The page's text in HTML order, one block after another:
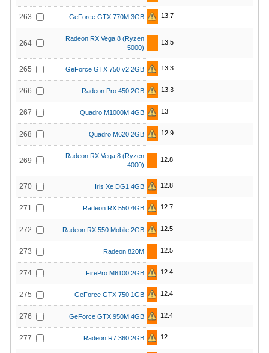
263 GeForce GTX 770M 3GB 13.7
264
Radeon RX Vega 8 (Ryzen
5000)
13.5
265 GeForce GTX 750 v2 2GB 13.3
266 Radeon Pro 450 2GB 13.3
267 Quadro M1000M 4GB 13
268 Quadro M620 2GB 12.9
269
Radeon RX Vega 8 (Ryzen
4000)
12.8
270 Iris Xe DG1 4GB 12.8
271 Radeon RX 550 4GB 12.7
272 Radeon RX 550 Mobile 2GB 12.5
273 Radeon 820M 12.5
274 FirePro M6100 2GB 12.4
275 GeForce GTX 750 1GB 12.4
276 GeForce GTX 950M 4GB 12.4
277 Radeon R7 360 2GB 12